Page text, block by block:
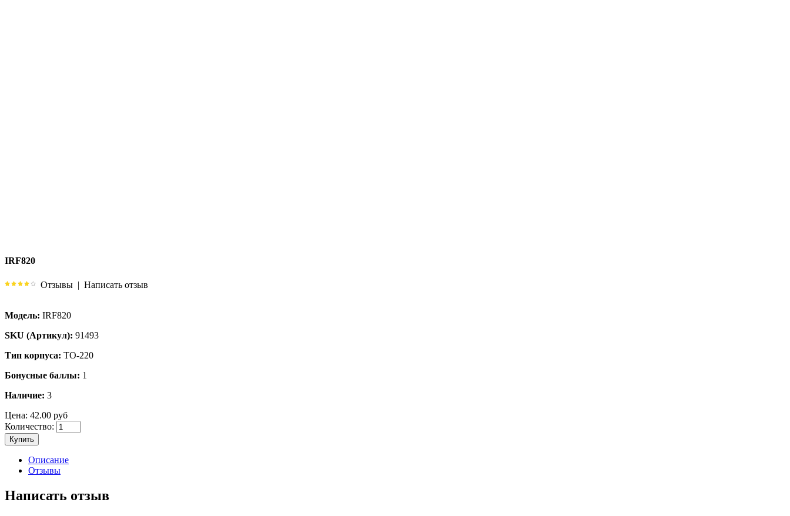
IRF820
Отзывы | Написать отзыв
Модель: IRF820
SKU (Артикул): 91493
Тип корпуса: TO-220
Бонусные баллы: 1
Наличие: 3
Цена: 42.00 руб
Количество:
Купить
Описание
Отзывы
Написать отзыв